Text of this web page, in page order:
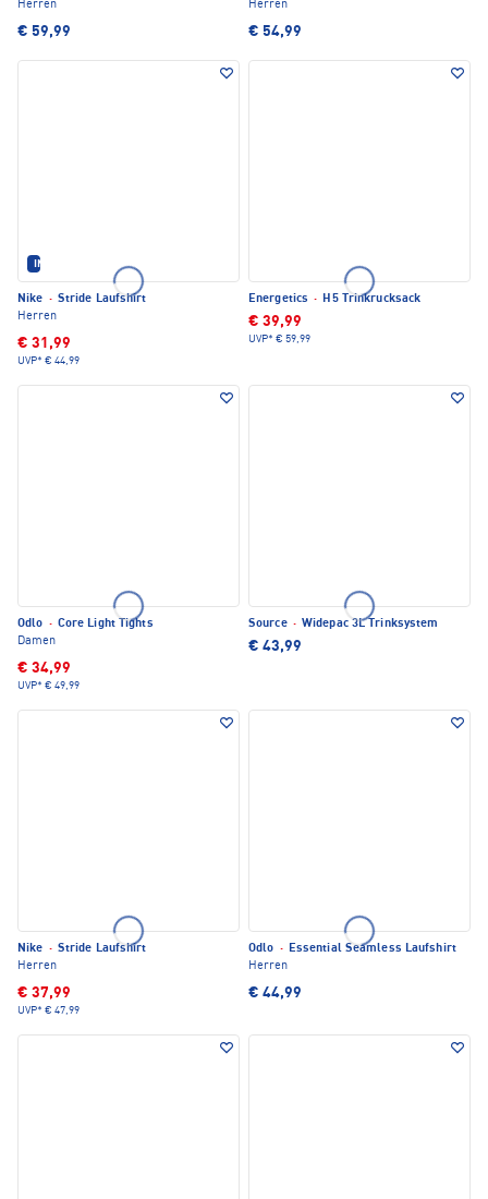
Herren
€ 59,99
Herren
€ 54,99
IM SET ERHÄLTLICH
Nike · Stride Laufshirt
Herren
€ 31,99
UVP* € 44,99
Energetics · H5 Trinkrucksack
€ 39,99
UVP* € 59,99
Odlo · Core Light Tights
Damen
€ 34,99
UVP* € 49,99
Source · Widepac 3L Trinksystem
€ 43,99
Nike · Stride Laufshirt
Herren
€ 37,99
UVP* € 47,99
Odlo · Essential Seamless Laufshirt
Herren
€ 44,99